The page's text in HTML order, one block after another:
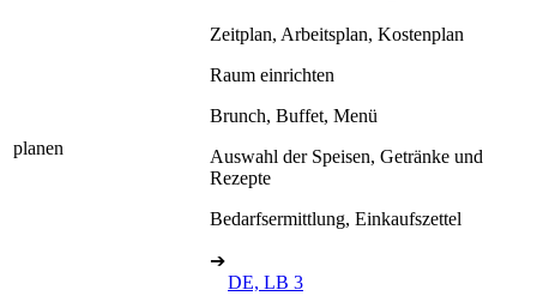
planen
Zeitplan, Arbeitsplan, Kostenplan
Raum einrichten
Brunch, Buffet, Menü
Auswahl der Speisen, Getränke und
Rezepte
Bedarfsermittlung, Einkaufszettel
➔
DE, LB 3